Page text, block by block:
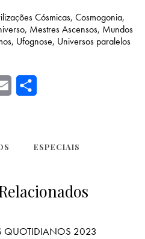
Cósmicas, Cosmogonia,
, Mestres Ascensos, Mundos
, Ufognose, Universos paralelos
r
ESPECIAIS